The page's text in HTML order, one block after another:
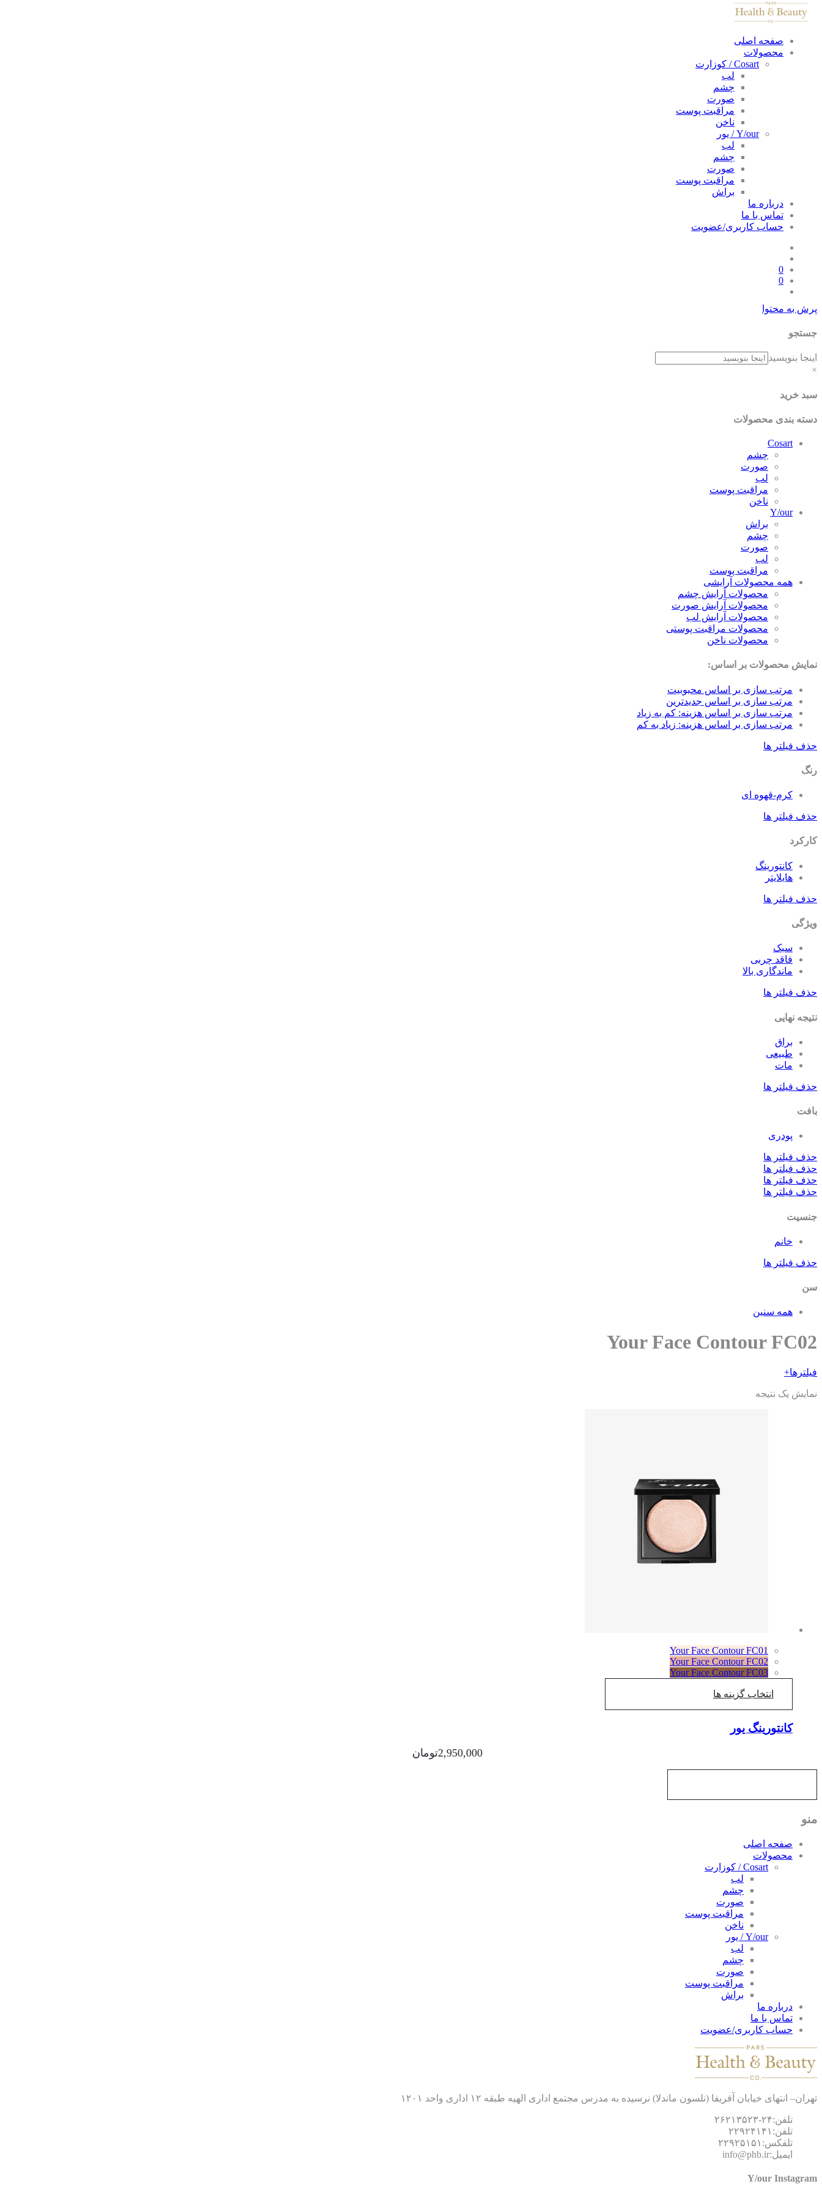
صفحه اصلی
محصولات
Cosart / کوزارت
لب
چشم
صورت
مراقبت پوست
ناخن
Y/our / یور
لب
چشم
صورت
مراقبت پوست
براش
درباره ما
تماس با ما
حساب کاربری/عضویت
0
0
پرش به محتوا
جستجو
اینجا بنویسید
×
سبد خرید
دسته بندی محصولات
Cosart
چشم
صورت
لب
مراقبت پوست
ناخن
Y/our
براش
چشم
صورت
لب
مراقبت پوست
همه محصولات آرایشی
محصولات آرایش چشم
محصولات آرایش صورت
محصولات آرایش لب
محصولات مراقبت پوستی
محصولات ناخن
نمایش محصولات بر اساس:
مرتب سازی بر اساس محبوبیت
مرتب سازی بر اساس جدیدترین
مرتب سازی بر اساس هزینه: کم به زیاد
مرتب سازی بر اساس هزینه: زیاد به کم
حذف فیلتر ها
رنگ
کرم-قهوه ای
حذف فیلتر ها
کارکرد
کانتورینگ
هایلایتر
حذف فیلتر ها
ویژگی
سبک
فاقد چربی
ماندگاری بالا
حذف فیلتر ها
نتیجه نهایی
براق
طبیعی
مات
حذف فیلتر ها
بافت
پودری
حذف فیلتر ها
حذف فیلتر ها
حذف فیلتر ها
حذف فیلتر ها
جنسیت
خانم
حذف فیلتر ها
سن
همه سنین
Your Face Contour FC02
فیلترها+
نمایش یک نتیجه
Your Face Contour FC01
Your Face Contour FC02
Your Face Contour FC03
انتخاب گزینه ها
کانتورینگ یور
2,950,000تومان
منو
صفحه اصلی
محصولات
Cosart / کوزارت
لب
چشم
صورت
مراقبت پوست
ناخن
Y/our / یور
لب
چشم
صورت
مراقبت پوست
براش
درباره ما
تماس با ما
حساب کاربری/عضویت
تهران– انتهای خیابان آفریقا (نلسون ماندلا) نرسیده به مدرس مجتمع اداری الهیه طبقه ۱۲ اداری واحد ۱۲۰۱
تلفن:۲۴-۲۶۲۱۳۵۲۳
تلفن:۲۲۹۲۴۱۴۱
تلفکس:۲۲۹۲۵۱۵۱
ایمیل:info@phb.ir
Y/our Instagram